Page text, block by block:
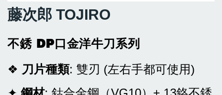
藤次郎 TOJIRO
不銹 DP口金洋牛刀系列
❖ 刀片種類: 雙刃 (左右手都可使用)